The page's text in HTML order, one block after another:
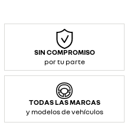
SIN COMPROMISO
por tu parte
TODAS LAS MARCAS
y modelos de vehículos